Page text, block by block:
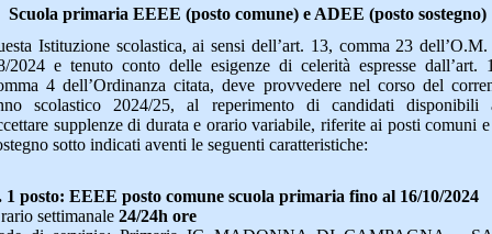
Scuola primaria EEEE (posto comune) e ADEE (posto sostegno)
Istituzione scolastica, ai sensi dell’art. 13, comma 23
2024 e tenuto conto delle esigenze di celerità espresse dall’art.
4 dell’Ordinanza citata, deve provvedere nel corso del
scolastico 2024/25, al reperimento di candidati disponibili
supplenze di durata e orario variabile, riferite ai posti comuni
sotto indicati aventi le seguenti caratteristiche:
1 posto: EEEE posto comune scuola primaria fino al 16/10/2024
settimanale24/24h ore